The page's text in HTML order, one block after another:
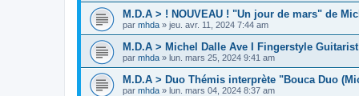
M.D.A > ! NOUVEAU ! "Un jour de mars" de
par mhda » jeu. avr. 11, 2024 7:44 am
M.D.A > Michel Dalle Ave I Fingerstyle
par mhda » lun. mars 25, 2024 9:41 am
M.D.A > Duo Thémis interprète "Bouca Duo
par mhda » lun. mars 04, 2024 8:37 am